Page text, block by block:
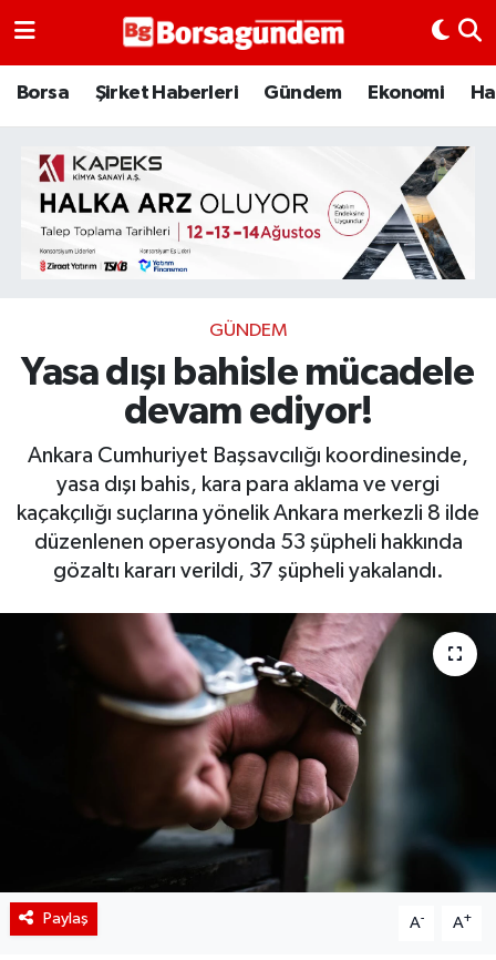
Borsa Şirket Haberleri Gündem Ekonomi
GÜNDEM
Yasa dışı bahisle mücadele
devam ediyor!
Ankara Cumhuriyet Başsavcılığı koordinesinde,
yasa dışı bahis, kara para aklama ve vergi
kaçakçılığı suçlarına yönelik Ankara merkezli 8 ilde
düzenlenen operasyonda 53 şüpheli hakkında
gözaltı kararı verildi, 37 şüpheli yakalandı.
Paylaş A- A+
Borsa
Emtia
Galeri
Bitcoin
Şirket Haberleri
Borsa Gundem
BIST 100 Isı Haritası
Ekonomik Takvim
Kiripto Para Piyasası
Gizlilik Sözleşmesi
İletişim